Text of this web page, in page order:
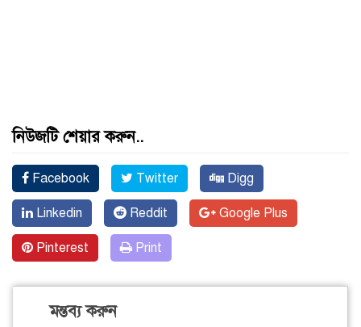
নিউজটি শেয়ার করুন..
Facebook Twitter Digg
Linkedin Reddit Google Plus
Pinterest Print
মন্তব্য করুন